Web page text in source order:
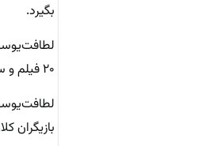
بگیرد.
۲۰ فیلم و سریال در کشور بازی کرده و از بازیگران معروف تاجیکی سینما و تلویزیون می باشد.